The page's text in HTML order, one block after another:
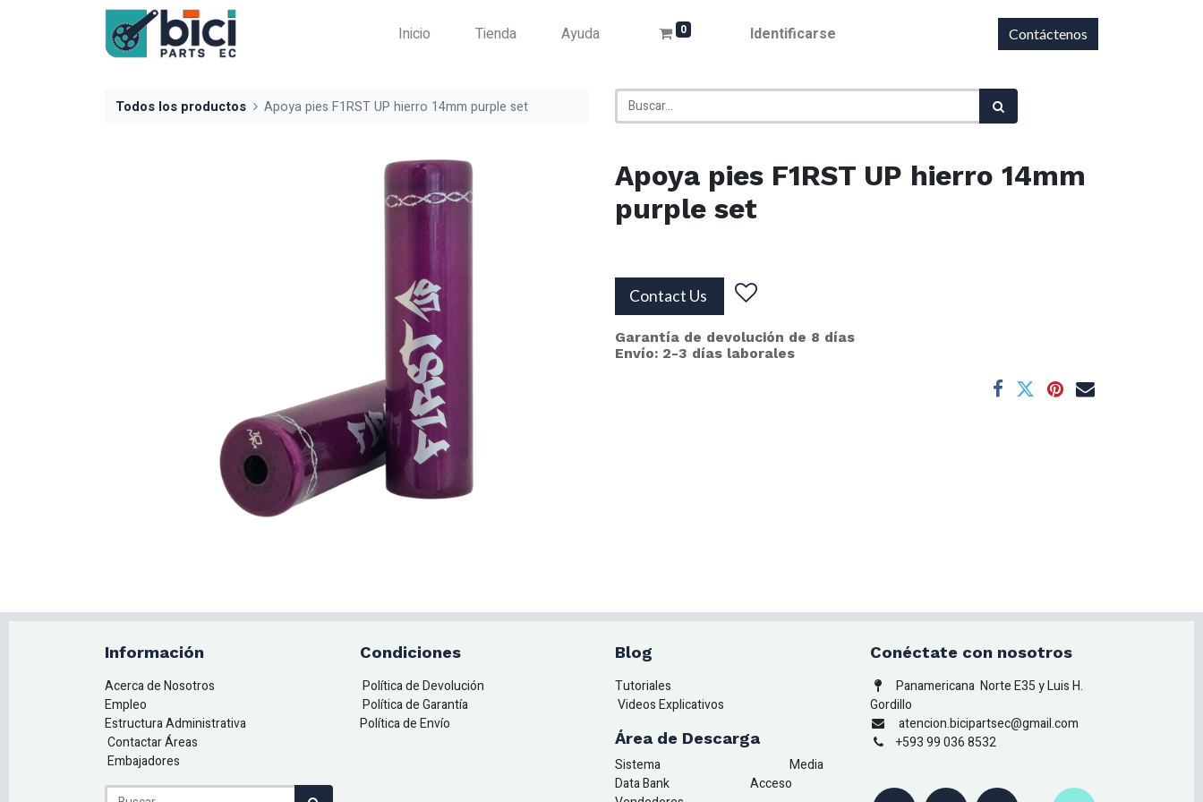
Inicio Tienda Ayuda 0 Identificarse Contáctenos
Todos los productos Apoya pies F1RST UP hierro 14mm purple set
Apoya pies F1RST UP hierro 14mm
purple set
Contact Us
Garantía de devolución de 8 días
Envío: 2-3 días laborales
Información
Acerca de Nosotros
Empleo
Estructura Administrativa
Contactar Áreas
Embajadores
Condiciones
Política de Devolución
Política de Garantía
Política de Envío
Blog
Tutoriales
Videos Explicativos
Área de Descarga
Sistema
Media
Data Bank
Acceso
Conéctate con nosotros
Panamericana Norte E35 y Luis H.
Gordillo
atencion.bicipartsec@gmail.com
+593 99 036 8532